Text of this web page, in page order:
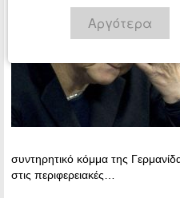
συντηρητικό κόμμα της
στις περιφερειακές…
Αργότερα